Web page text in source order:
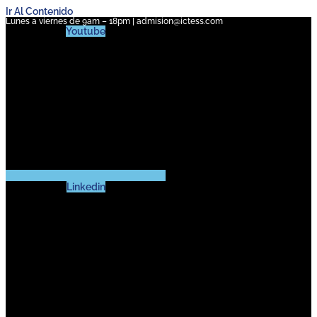
Ir Al Contenido
Lunes a viernes de 9am – 18pm | admision@ictess.com
Youtube
Linkedin